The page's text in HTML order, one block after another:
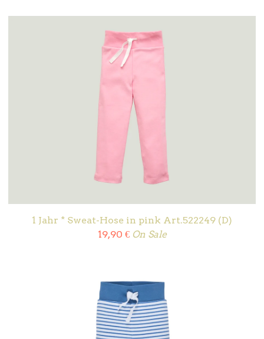
1 Jahr * Sweat-Hose in pink Art.522249 (D)
19,90 € On Sale